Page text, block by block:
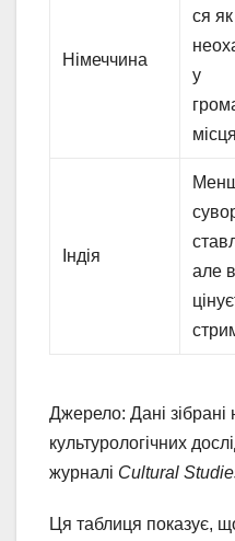
Німеччина
ся як
у
Індія
але
Джерело: Дані зібрані
культурологічних
журналі Cultural
Ця таблиця показує,